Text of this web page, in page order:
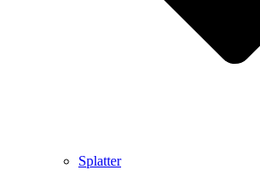
Splatter